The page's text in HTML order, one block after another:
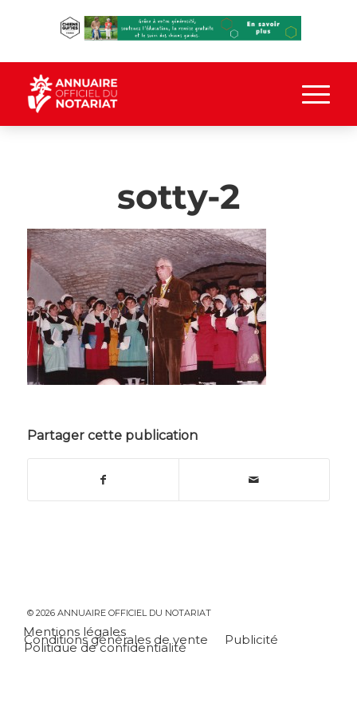
sotty-2
Partager cette publication
© 2026 ANNUAIRE OFFICIEL DU NOTARIAT
Mentions légales
Conditions générales de vente Publicité
Politique de confidentialité